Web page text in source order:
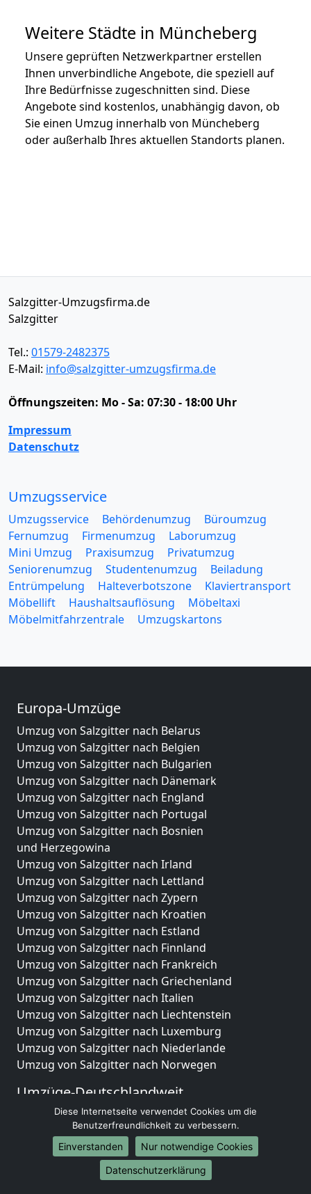
Weitere Städte in Müncheberg
Unsere geprüften Netzwerkpartner erstellen
Ihnen unverbindliche Angebote, die speziell auf
Ihre Bedürfnisse zugeschnitten sind. Diese
Angebote sind kostenlos, unabhängig davon, ob
Sie einen Umzug innerhalb von Müncheberg
oder außerhalb Ihres aktuellen Standorts planen.
Salzgitter-Umzugsfirma.de
Salzgitter
Tel.: 01579-2482375
E-Mail: info@salzgitter-umzugsfirma.de
Öffnungszeiten: Mo - Sa: 07:30 - 18:00 Uhr
Impressum
Datenschutz
Umzugsservice
Umzugsservice Behördenumzug
Büroumzug
Fernumzug
Firmenumzug
Laborumzug
Mini Umzug
Praxisumzug
Privatumzug
Seniorenumzug
Studentenumzug
Beiladung
Entrümpelung
Halteverbotszone
Klaviertransport
Möbellift
Haushaltsauflösung
Möbeltaxi
Möbelmitfahrzentrale
Umzugskartons
Europa-Umzüge
Umzug von Salzgitter nach Belarus
Umzug von Salzgitter nach Belgien
Umzug von Salzgitter nach Bulgarien
Umzug von Salzgitter nach Dänemark
Umzug von Salzgitter nach England
Umzug von Salzgitter nach Portugal
Umzug von Salzgitter nach Bosnien
und Herzegowina
Umzug von Salzgitter nach Irland
Umzug von Salzgitter nach Lettland
Umzug von Salzgitter nach Zypern
Umzug von Salzgitter nach Kroatien
Umzug von Salzgitter nach Estland
Umzug von Salzgitter nach Finnland
Umzug von Salzgitter nach Frankreich
Umzug von Salzgitter nach Griechenland
Umzug von Salzgitter nach Italien
Umzug von Salzgitter nach Liechtenstein
Umzug von Salzgitter nach Luxemburg
Umzug von Salzgitter nach Niederlande
Umzug von Salzgitter nach Norwegen
Umzüge-Deutschlandweit
Umzug von Salzgitter nach Berlin
Umzug von Salzgitter nach Hamburg
Umzug von Salzgitter nach München
Umzug von Salzgitter nach Köln
Umzug von Salzgitter nach Frankfurt am Main
Diese Internetseite verwendet Cookies um die
Benutzerfreundlichkeit zu verbessern.
Einverstanden
Nur notwendige Cookies
Datenschutzerklärung